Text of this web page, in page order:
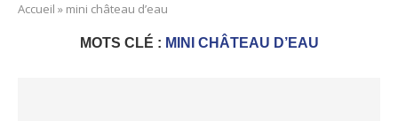
Accueil » mini château d’eau
MOTS CLÉ : MINI CHÂTEAU D’EAU